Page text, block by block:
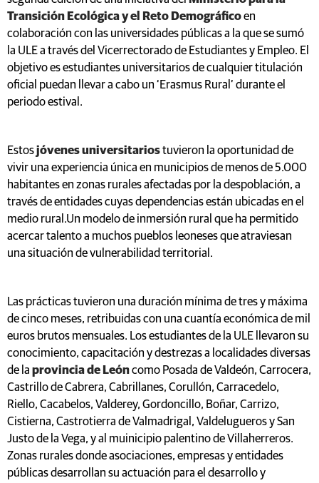
Transición Ecológica y el Reto Demográficoen
colaboración con las universidades públicas a la que se sumó
la ULE a través del Vicerrectorado de Estudiantes y Empleo. El
objetivo es estudiantes universitarios de cualquier titulación
oficial puedan llevar a cabo un ‘Erasmus Rural’ durante el
periodo estival.
Estosjóvenes universitariostuvieron la oportunidad de
vivir una experiencia única en municipios de menos de 5.000
habitantes en zonas rurales afectadas por la despoblación, a
través de entidades cuyas dependencias están ubicadas en el
medio rural.Un modelo de inmersión rural que ha permitido
acercar talento a muchos pueblos leoneses que atraviesan
una situación de vulnerabilidad territorial.
Las prácticas tuvieron una duración mínima de tres y máxima
de cinco meses, retribuidas con una cuantía económica de mil
euros brutos mensuales. Los estudiantes de la ULE llevaron su
conocimiento, capacitación y destrezas a localidades diversas
de la provincia de Leóncomo Posada de Valdeón, Carrocera,
Castrillo de Cabrera, Cabrillanes, Corullón, Carracedelo,
Riello, Cacabelos, Valderey, Gordoncillo, Boñar, Carrizo,
Cistierna, Castrotierra de Valmadrigal, Valdelugueros y San
Justo de la Vega, y al muinicipio palentino de Villaherreros.
Zonas rurales donde asociaciones, empresas y entidades
públicas desarrollan su actuación para el desarrollo y